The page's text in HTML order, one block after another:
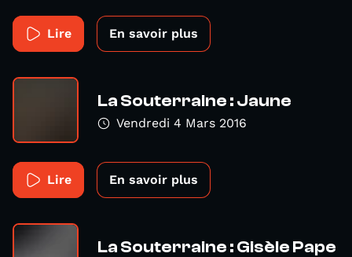
Lire En savoir plus
La Souterraine : Jaune
Vendredi 4 Mars 2016
Lire En savoir plus
La Souterraine : Gisèle Pape